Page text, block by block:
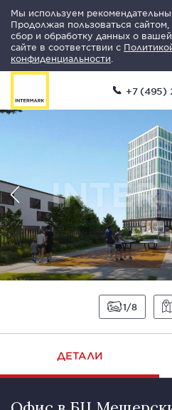
Мы используем
Продолжая пользоваться
сбор и обработку данных о
сайте в соответствии с
конфиденциальности
+7 (495)
1 8
ДЕТАЛИ